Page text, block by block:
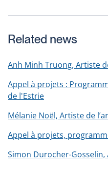
Related news
Anh Minh Truong, Artiste
Appel à projets :
de l'Estrie
Mélanie Noël, Artiste de
Appel à projets,
Simon Durocher-Gosselin,